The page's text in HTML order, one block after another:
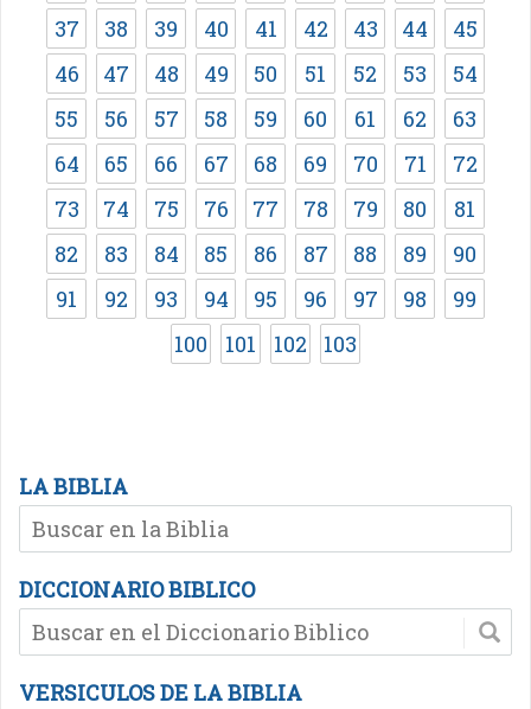
37
38 39 40 41 42 43 44
45
46
47 48 49 50 51 52 53
54
55
56 57 58 59 60 61 62
63
64
65 66 67 68 69 70 71
72
73
74 75 76 77 78 79 80
81
82
83 84 85 86 87 88 89
90
91
92 93 94 95 96 97 98
99
100
101 102 103
LA BIBLIA
DICCIONARIO BIBLICO
VERSICULOS DE LA BIBLIA